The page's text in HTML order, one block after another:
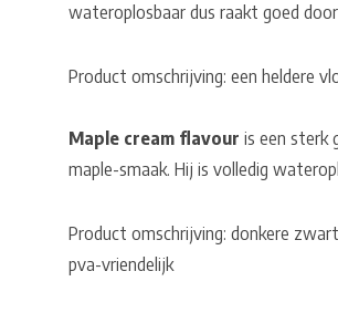
wateroplosbaar dus raakt goed
Product omschrijving: een heldere
Maple cream flavour is een sterk
maple-smaak. Hij is volledig
Product omschrijving: donkere
pva-vriendelijk